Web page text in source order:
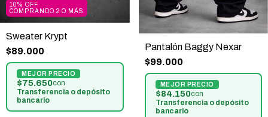
10% OFF
COMPRANDO 2 O MÁS
Sweater Krypt
$89.000
$75.650con
Transferencia o depósito
bancario
Pantalón Baggy Nexar
$99.000
$84.150con
Transferencia o depósito
bancario